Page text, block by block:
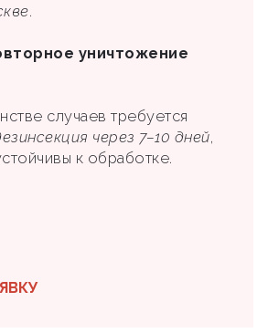
.
уничтожение
случаев требуется
через 7–10 дней,
к обработке.